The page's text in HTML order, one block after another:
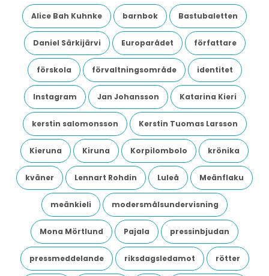
Alice Bah Kuhnke barnbok Bastubaletten
Daniel Särkijärvi Europarådet författare
förskola förvaltningsområde identitet
Instagram Jan Johansson Katarina Kieri
kerstin salomonsson Kerstin Tuomas Larsson
Kieruna Kiruna Korpilombolo krönika
kväner Lennart Rohdin Luleå Meänflaku
meänkieli modersmålsundervisning
Mona Mörtlund Pajala pressinbjudan
pressmeddelande riksdagsledamot rötter